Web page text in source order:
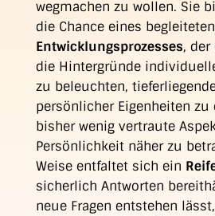
wegmachen zu wollen. Sie
die Chance eines begleiteten
Entwicklungsprozesses,
die Hintergründe
zu beleuchten,
persönlicher Eigenheiten zu
bisher wenig vertraute
Persönlichkeit näher zu
Weise entfaltet sich ein
sicherlich Antworten
neue Fragen entstehen